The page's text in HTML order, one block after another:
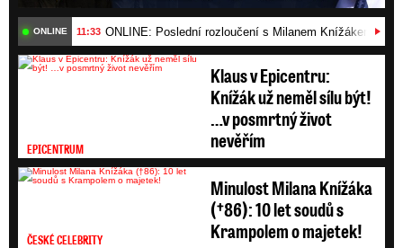
Pražským hradem vlajku EU.
ONLINE 11:33 ONLINE: Poslední rozloučení s Milanem Knížákem
EPICENTRUM
Klaus v Epicentru:
Knížák už neměl sílu být!
…v posmrtný život
nevěřím
ČESKÉ CELEBRITY
Minulost Milana Knížáka
(†86): 10 let soudů s
Krampolem o majetek!